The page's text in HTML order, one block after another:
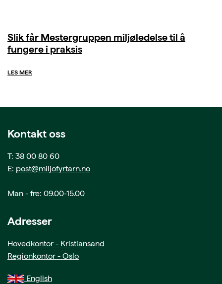
Slik får Mestergruppen miljøledelse til å
fungere i praksis
LES MER
Kontakt oss
T: 38 00 80 60
E: post@miljofyrtarn.no
Man - fre: 09.00-15.00
Adresser
Hovedkontor - Kristiansand
Regionkontor - Oslo
English